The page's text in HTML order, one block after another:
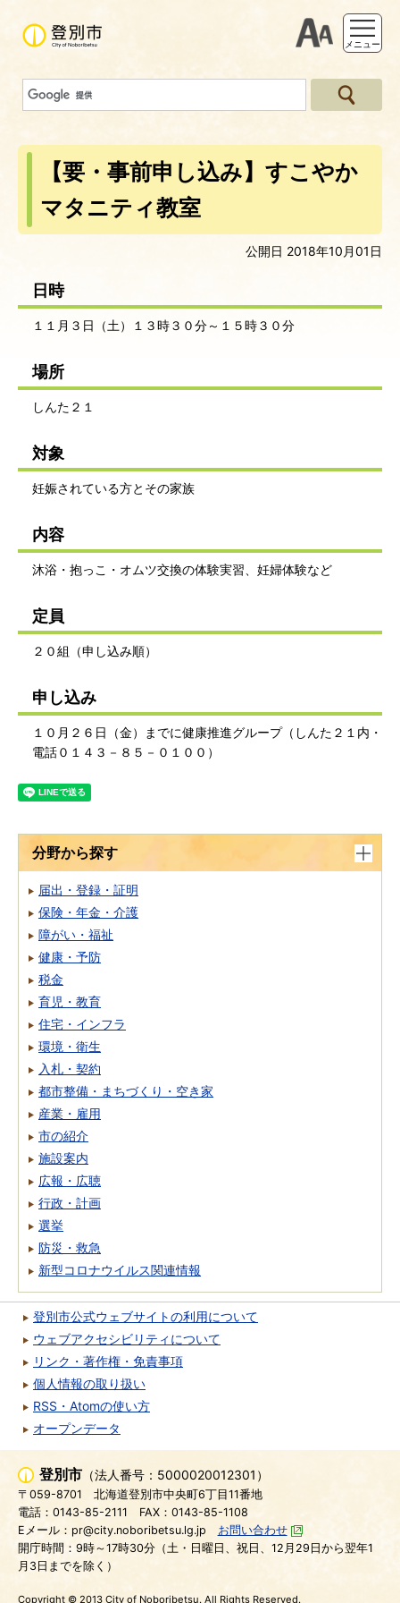
支援ツー
メニュー
【要・事前申し込み】すこやか
マタニティ教室
公開日 2018年10月01日
日時
１１月３日（土）１３時３０分～１５時３０分
場所
しんた２１
対象
妊娠されている方とその家族
内容
沐浴・抱っこ・オムツ交換の体験実習、妊婦体験など
定員
２０組（申し込み順）
申し込み
１０月２６日（金）までに健康推進グループ（しんた２１内・
電話０１４３－８５－０１００）
分野から探す
届出・登録・証明
保険・年金・介護
障がい・福祉
健康・予防
税金
育児・教育
住宅・インフラ
環境・衛生
入札・契約
都市整備・まちづくり・空き家
産業・雇用
市の紹介
施設案内
広報・広聴
行政・計画
選挙
防災・救急
新型コロナウイルス関連情報
登別市公式ウェブサイトの利用について
ウェブアクセシビリティについて
リンク・著作権・免責事項
個人情報の取り扱い
RSS・Atomの使い方
オープンデータ
登別市 （法人番号：5000020012301）
〒059-8701
北海道登別市中央町6丁目11番地
電話：0143-85-2111
FAX：0143-85-1108
Eメール：pr@city.noboribetsu.lg.jp
お問い合わせ
開庁時間：9時～17時30分（土・日曜日、祝日、12月29日から翌年1
月3日までを除く）
Copyright © 2013 City of Noboribetsu. All Rights Reserved.